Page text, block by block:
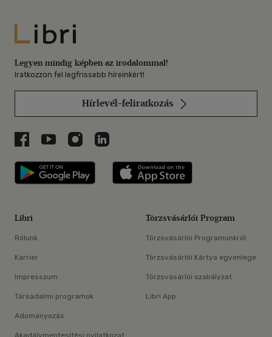
Libri
Legyen mindig képben az irodalommal!
Iratkozzon fel legfrissebb híreinkért!
Hírlevél-feliratkozás
Libri a Facebookon
Libri a Youtube-on
Libri az Instagramon
Libri a LinkedInen
Libri applikáció Szerezd meg: Google
Libri
Rólunk
Karrier
Impresszum
Társadalmi programok
Adományozás
Törzsvásárlói Program
Törzsvásárlói Programunkról
Törzsvásárlói Kártya egyenlege
Törzsvásárlói szabályzat
Libri App